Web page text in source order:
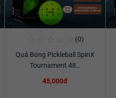
Xem chi tiết
(0)
Quả Bóng Pickleball SpinX
Tournament 48…
45,000đ